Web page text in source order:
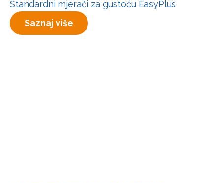
Standardni mjerači za gustoću EasyPlus
Saznaj više